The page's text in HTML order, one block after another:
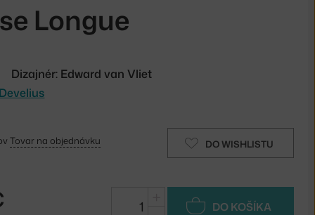
Longue
Dizajnér: Edward van Vliet
DO WISHLISTU
Tovar na objednávku
DO KOŠÍKA